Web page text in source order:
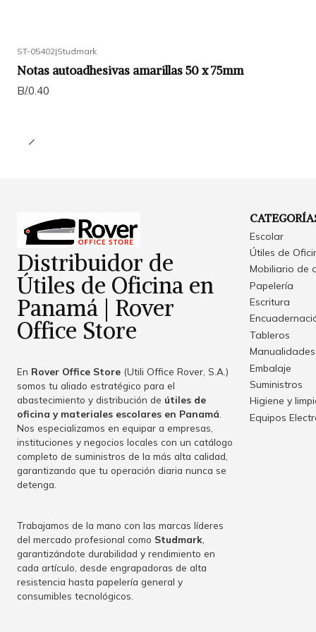
ST-05402|Studmark
Notas autoadhesivas amarillas 50 x 75mm
B/.0.40
Distribuidor de
Útiles de Oficina en
Panamá | Rover
Office Store
En Rover Office Store (Utili Office Rover, S.A.)
somos tu aliado estratégico para el
abastecimiento y distribución de útiles de
oficina y materiales escolares en Panamá
Nos especializamos en equipar a empresas,
instituciones y negocios locales con un catálogo
completo de suministros de la más alta calidad,
garantizando que tu operación diaria nunca se
detenga.
Trabajamos de la mano con las marcas líderes
del mercado profesional como Studmark
garantizándote durabilidad y rendimiento en
cada artículo, desde engrapadoras de alta
resistencia hasta papelería general y
consumibles tecnológicos.
Escolar
Útiles de
Mobiliario de
Papelería
Escritura
Tableros
Manualidades
Embalaje
Suministros
Higiene y
Equipos